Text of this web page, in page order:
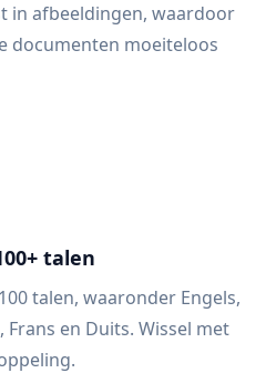
in afbeeldingen, waardoor
documenten moeiteloos
talen
talen, waaronder Engels,
Frans en Duits. Wissel met